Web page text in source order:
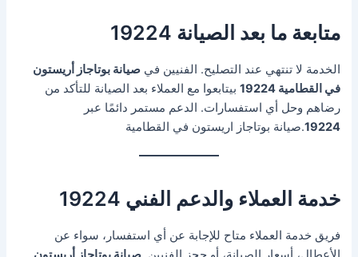
متابعة ما بعد الصيانة 19224
الخدمة لا تنتهي عند التصليح. الفنيين فيصيانة بوتاجاز أريستون
في القطامية 19224
بيتابعوا مع العملاء بعد الصيانة للتأكد من
رضاهم وحل أي استفسارات. الدعم مستمر دائمًا عبر
19224.صيانة بوتاجاز اريستون في القطامية
خدمة العملاء والدعم الفني 19224
فريق خدمة العملاء متاح للإجابة عن أي استفسار، سواء عن